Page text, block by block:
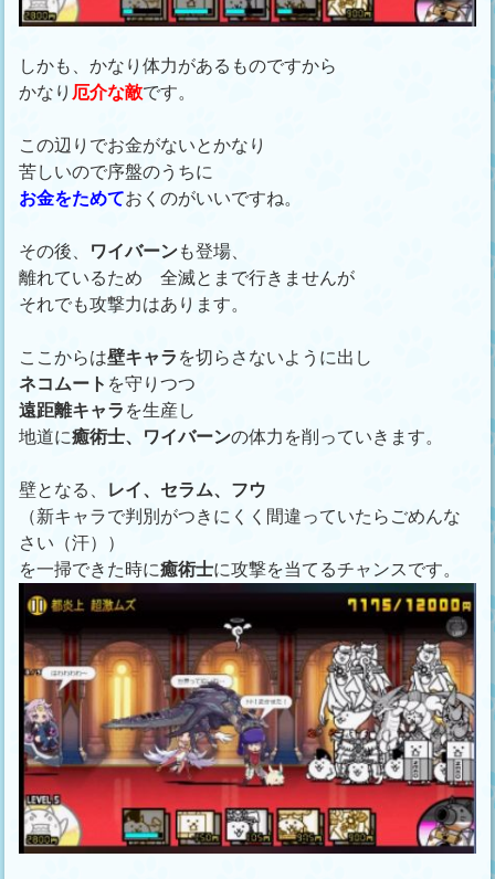
しかも、かなり体力があるものですから
かなり 厄介な敵です。
この辺りでお金がないとかなり
苦しいので序盤のうちに
お金をためておくのがいいですね。
その後、 ワイバーンも登場、
離れているため 全滅とまで行きませんが
それでも攻撃力はあります。
ここからは壁キャラ を切らさないように出し
ネコムート を守りつつ
遠距離キャラ を生産し
地道に癒術士、ワイバーンの体力を削っていきます。
壁となる、
レイ、セラム、フウ
（新キャラで判別がつきにくく間違っていたらごめんな
さい（汗））
を一掃できた時に癒術士に攻撃を当てるチャンスです。